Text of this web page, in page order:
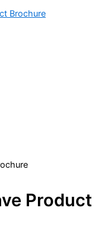
Brochure
Product